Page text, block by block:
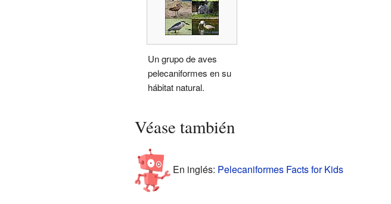
Un grupo de aves
pelecaniformes en su
hábitat natural.
Véase también
En inglés: Pelecaniformes Facts for Kids